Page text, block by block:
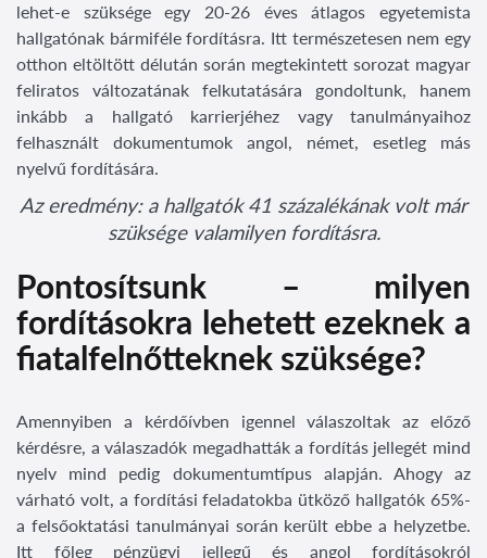
lehet-e szüksége egy 20-26 éves átlagos egyetemista
hallgatónak bármiféle fordításra. Itt természetesen nem egy
otthon eltöltött délután során megtekintett sorozat magyar
feliratos változatának felkutatására gondoltunk, hanem
inkább a hallgató karrierjéhez vagy tanulmányaihoz
felhasznált dokumentumok angol, német, esetleg más
nyelvű fordítására.
Az eredmény: a hallgatók 41 százalékának volt már
szüksége valamilyen fordításra.
Pontosítsunk – milyen
fordításokra lehetett ezeknek a
fiatalfelnőtteknek szüksége?
Amennyiben a kérdőívben igennel válaszoltak az előző
kérdésre, a válaszadók megadhatták a fordítás jellegét mind
nyelv mind pedig dokumentumtípus alapján. Ahogy az
várható volt, a fordítási feladatokba ütköző hallgatók 65%-
a felsőoktatási tanulmányai során került ebbe a helyzetbe.
Itt főleg pénzügyi jellegű és angol fordításokról